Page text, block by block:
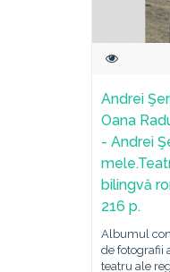
Andrei
Oana
- Andrei
bilingvă
216 p.
Albumul
de fotografii
teatru ale